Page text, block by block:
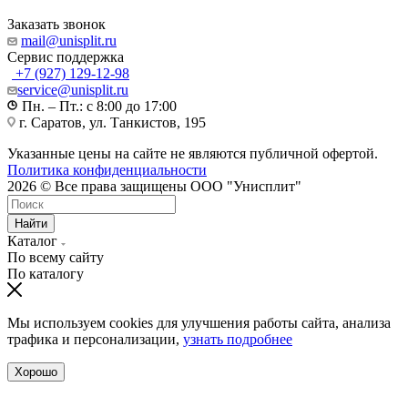
Заказать звонок
mail@unisplit.ru
Cервис поддержка
+7 (927) 129-12-98
service@unisplit.ru
Пн. – Пт.: с 8:00 до 17:00
г. Саратов, ул. Танкистов, 195
Указанные цены на сайте не являются публичной офертой.
Политика конфиденциальности
2026 © Все права защищены ООО "Унисплит"
Найти
Каталог
По всему сайту
По каталогу
Мы используем cookies для улучшения работы сайта, анализа
трафика и персонализации, узнать подробнее
Хорошо